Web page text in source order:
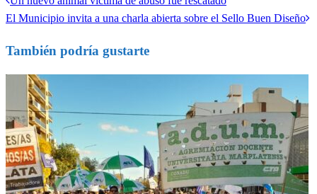
Navegación
entradas
anterior
Entrada
El Municipio invita a una charla abierta sobre el Sello Buen Diseño
También podría gustarte